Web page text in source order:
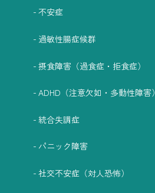
不安症
過敏性腸症候群
摂食障害（過食症・拒食症）
ADHD（注意欠如・多動性障害）
統合失調症
パニック障害
社交不安症（対人恐怖）